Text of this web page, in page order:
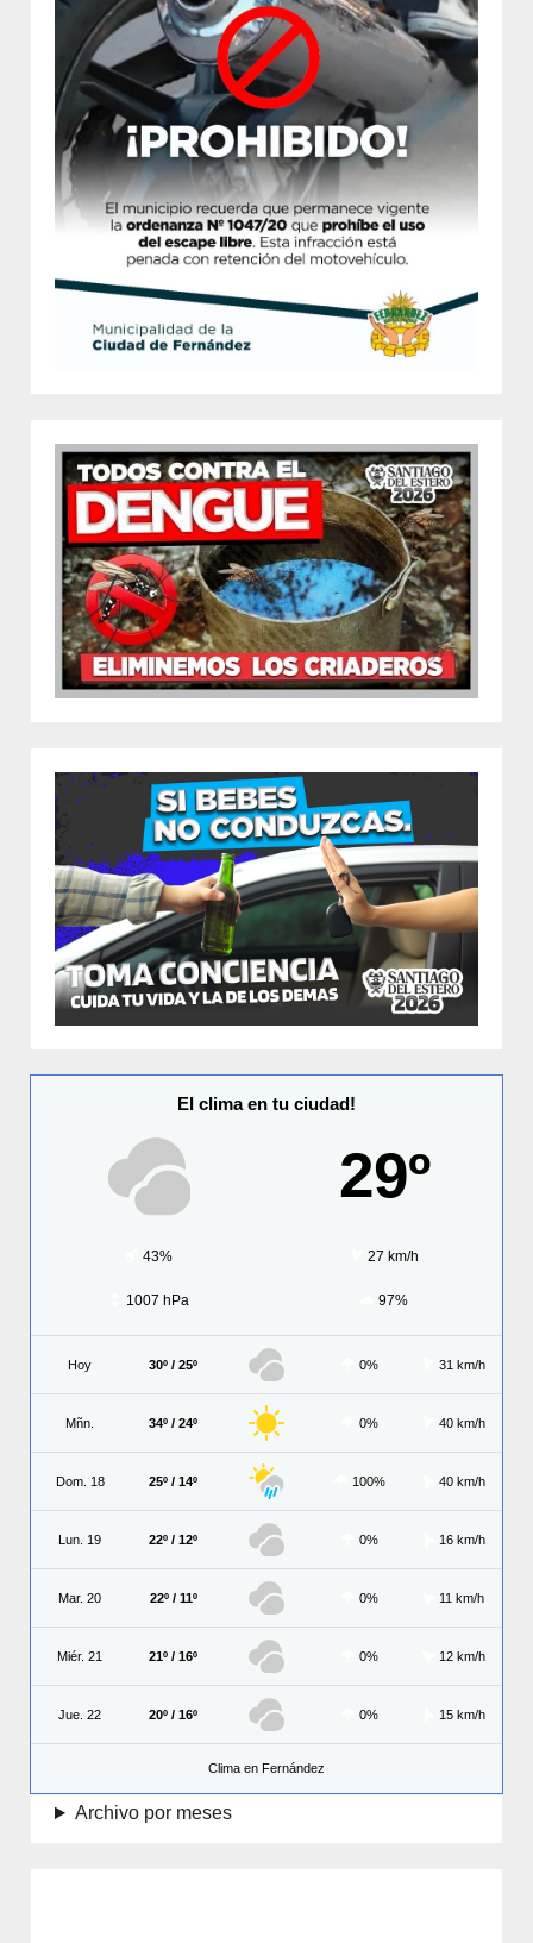
El clima en tu ciudad!
29º
43% 27 km/h
1007 hPa 97%
Hoy 30º / 25º 0% 31 km/h
Mñn. 34º / 24º 0% 40 km/h
Dom. 18 25º / 14º 100% 40 km/h
Lun. 19 22º / 12º 0% 16 km/h
Mar. 20 22º / 11º 0% 11 km/h
Miér. 21 21º / 16º 0% 12 km/h
Jue. 22 20º / 16º 0% 15 km/h
Clima en Fernández
Archivo por meses